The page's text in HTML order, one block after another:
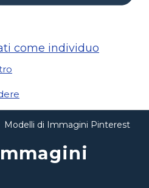
come individuo
Modelli di Immagini Pinterest